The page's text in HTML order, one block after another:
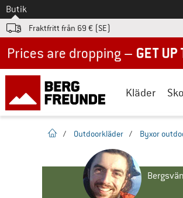
Till
Butik
Fraktfritt från 69 € (SE)
Kläder
Hemsida
/ Outdoorkläder / Byxor